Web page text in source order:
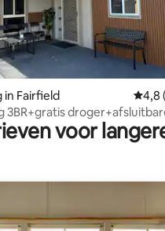
van 4,77 op 5, 172
in Fairfield
4,8
3BR+gratis
voor